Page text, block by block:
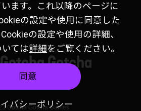
ます。これ以降のページに
の設定や使用に同意した
の設定や使用の詳細、
ては詳細をご覧ください。
同意
バシーポリシー
Gotcha Gotcha Games